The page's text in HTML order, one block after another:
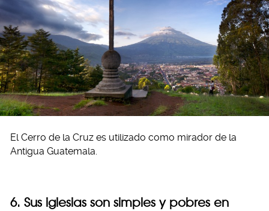
El Cerro de la Cruz es utilizado como mirador de la
Antigua Guatemala.
6. Sus iglesias son simples y pobres en